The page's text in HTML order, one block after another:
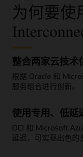
为何要使
整合两家云技术
根据 Oracle 和
服务组合进行创新。
使用专用、低延
OCI 和 Microsoft
延迟，可实现出色的